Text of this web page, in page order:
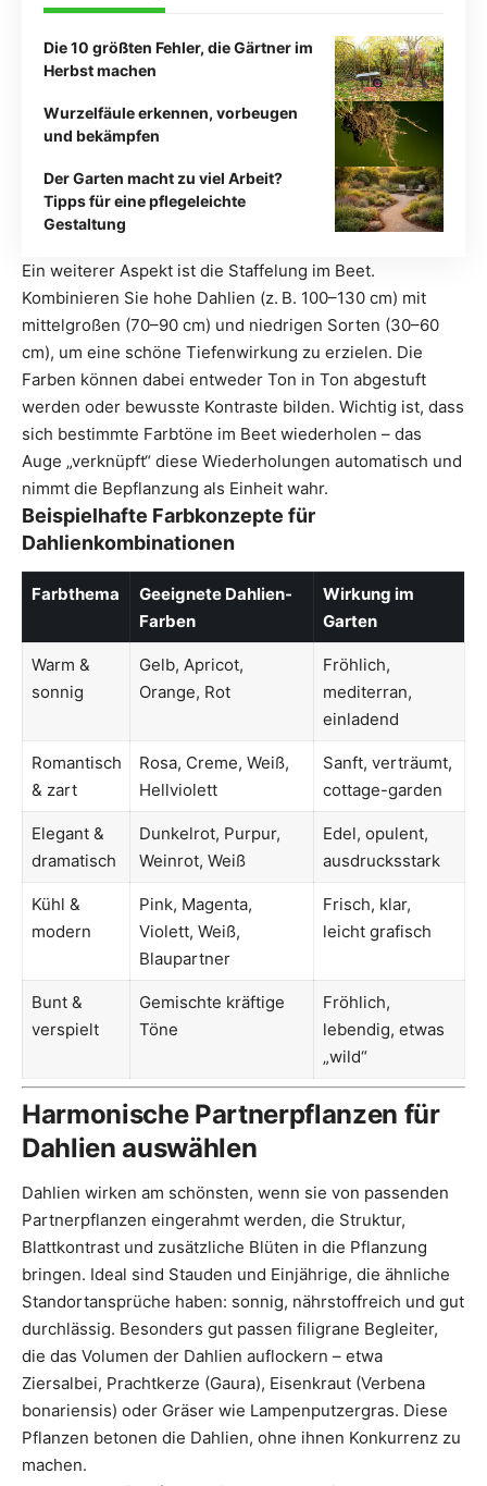
Die 10 größten Fehler, die Gärtner im
Herbst machen
Wurzelfäule erkennen, vorbeugen
und bekämpfen
Der Garten macht zu viel Arbeit?
Tipps für eine pflegeleichte
Gestaltung
Ein weiterer Aspekt ist die Staffelung im Beet.
Kombinieren Sie hohe Dahlien (z. B. 100–130 cm) mit
mittelgroßen (70–90 cm) und niedrigen Sorten (30–60
cm), um eine schöne Tiefenwirkung zu erzielen. Die
Farben können dabei entweder Ton in Ton abgestuft
werden oder bewusste Kontraste bilden. Wichtig ist, dass
sich bestimmte Farbtöne im Beet wiederholen – das
Auge „verknüpft“ diese Wiederholungen automatisch und
nimmt die Bepflanzung als Einheit wahr.
Beispielhafte Farbkonzepte für
Dahlienkombinationen
Farbthema
Geeignete Dahlien-
Farben
Wirkung im
Garten
Warm &
sonnig
Gelb, Apricot,
Orange, Rot
Fröhlich,
mediterran,
einladend
Romantisch
& zart
Rosa, Creme, Weiß,
Hellviolett
Sanft, verträumt,
cottage-garden
Elegant &
dramatisch
Dunkelrot, Purpur,
Weinrot, Weiß
Edel, opulent,
ausdrucksstark
Kühl &
modern
Pink, Magenta,
Violett, Weiß,
Blaupartner
Frisch, klar,
leicht grafisch
Bunt &
verspielt
Gemischte kräftige
Töne
Fröhlich,
lebendig, etwas
„wild“
Harmonische Partnerpflanzen für
Dahlien auswählen
Dahlien wirken am schönsten, wenn sie von passenden
Partnerpflanzen eingerahmt werden, die Struktur,
Blattkontrast und zusätzliche Blüten in die Pflanzung
bringen. Ideal sind Stauden und Einjährige, die ähnliche
Standortansprüche haben: sonnig, nährstoffreich und gut
durchlässig. Besonders gut passen filigrane Begleiter,
die das Volumen der Dahlien auflockern – etwa
Ziersalbei, Prachtkerze (Gaura), Eisenkraut (Verbena
bonariensis) oder Gräser wie Lampenputzergras. Diese
Pflanzen betonen die Dahlien, ohne ihnen Konkurrenz zu
machen.